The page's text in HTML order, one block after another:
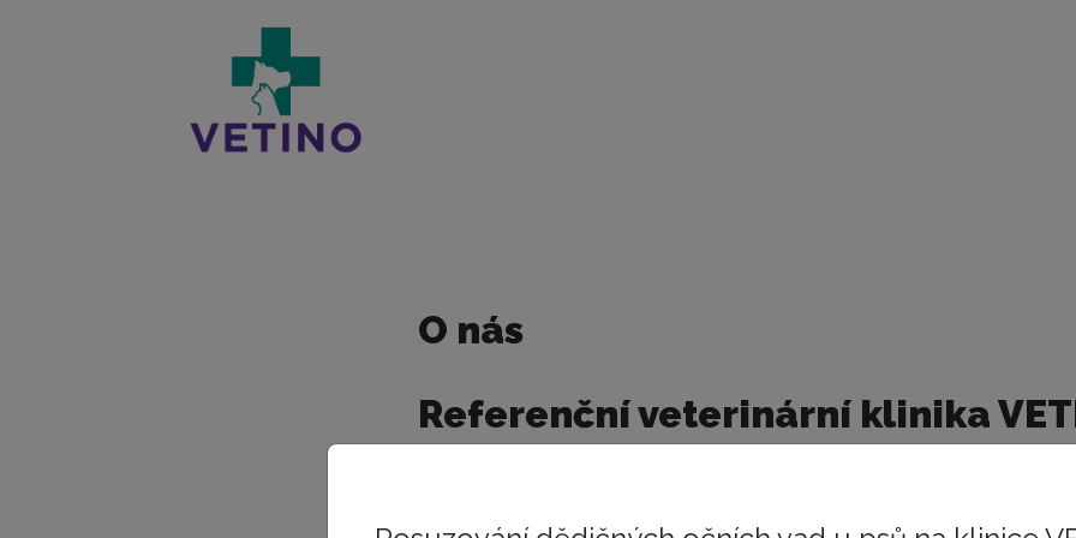
O nás
Referenční veterinární klinika
Jaggy Brno